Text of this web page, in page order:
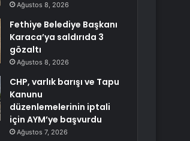
Ağustos 8, 2026
Fethiye Belediye Başkanı
Karaca’ya saldırıda 3
gözaltı
Ağustos 8, 2026
CHP, varlık barışı ve Tapu
Kanunu
düzenlemelerinin iptali
için AYM’ye başvurdu
Ağustos 7, 2026